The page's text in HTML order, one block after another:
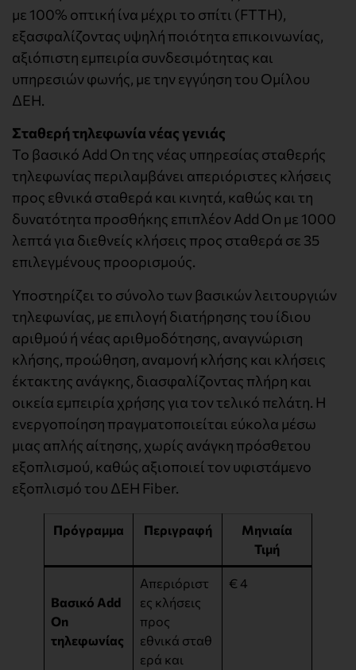
με 100% οπτική ίνα μέχρι το σπίτι (FTTH),
εξασφαλίζοντας υψηλή ποιότητα επικοινωνίας,
αξιόπιστη εμπειρία συνδεσιμότητας και
υπηρεσιών φωνής, με την εγγύηση του Ομίλου
ΔΕΗ.
Σταθερή τηλεφωνία νέας γενιάς
Το βασικό Add On της νέας υπηρεσίας σταθερής
τηλεφωνίας περιλαμβάνει απεριόριστες κλήσεις
προς εθνικά σταθερά και κινητά, καθώς και τη
δυνατότητα προσθήκης επιπλέον Add On με 1000
λεπτά για διεθνείς κλήσεις προς σταθερά σε 35
επιλεγμένους προορισμούς.
Υποστηρίζει το σύνολο των βασικών λειτουργιών
τηλεφωνίας, με επιλογή διατήρησης του ίδιου
αριθμού ή νέας αριθμοδότησης, αναγνώριση
κλήσης, προώθηση, αναμονή κλήσης και κλήσεις
έκτακτης ανάγκης, διασφαλίζοντας πλήρη και
οικεία εμπειρία χρήσης για τον τελικό πελάτη. Η
ενεργοποίηση πραγματοποιείται εύκολα μέσω
μιας απλής αίτησης, χωρίς ανάγκη πρόσθετου
εξοπλισμού, καθώς αξιοποιεί τον υφιστάμενο
εξοπλισμό του ΔΕΗ Fiber.
Πρόγραμμα Περιγραφή
Μηνιαία
Τιμή
Βασικό Add
On
τηλεφωνίας
Απεριόριστ
ες κλήσεις
προς
εθνικά σταθ
ερά και
€ 4